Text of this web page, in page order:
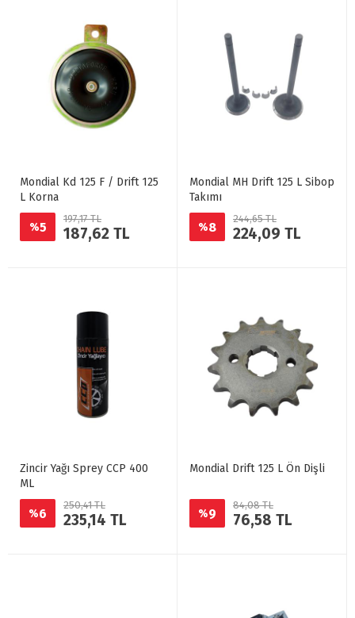
Mondial Kd 125 F / Drift 125
L Korna
%5
197,17 TL
187,62 TL
Mondial MH Drift 125 L Sibop
Takımı
%8
244,65 TL
224,09 TL
Zincir Yağı Sprey CCP 400
ML
%6
250,41 TL
235,14 TL
Mondial Drift 125 L Ön Dişli
%9
84,08 TL
76,58 TL